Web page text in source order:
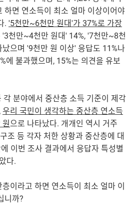
하면 연소득이 최소 얼마 이상이어야
. '5천만~6천만 원대'가 37%로 가장
'3천만~4천만 원대' 14%, '7천만~8천
으며 '9천만 원 이상' 응답도 11%나
에 불과했으며, 15%는 의견을 유보
분야에서 중산층 소득 기준이 제각
우리 국민이 생각하는 중산층 연소득
으로 나타났다. 개개인 역시 거주
조 등 각자 처한 상황과 중산층에 대
이번 조사 결과에서 응답자 특성별
다.
이라고 하면 연소득이 최소 얼마 이
니까?